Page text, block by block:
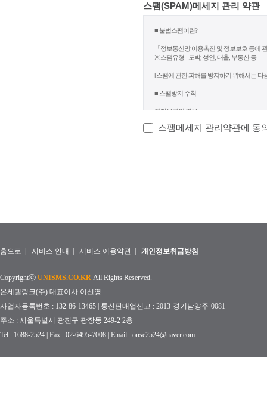
스팸(SPAM)메세지 관리 약관
스팸메세지 관리약관에 동
홈으로 서비스 안내 서비스 이용약관 개인정보취급방침
Copyrightⓒ UNISMS.CO.KR All Rights Reserved.
온세텔링크(주) 대표이사 이선영
사업자등록번호 : 132-86-13465 | 통신판매업신고 : 2013-경기남양주-0081
주소 : 서울특별시 광진구 광장동 249-2 2층
Tel : 1688-2524 | Fax : 02-6495-7008 | Email : onse2524@naver.com